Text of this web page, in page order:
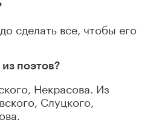
сделать все, чтобы его
поэтов?
Некрасова. Из
Слуцкого,